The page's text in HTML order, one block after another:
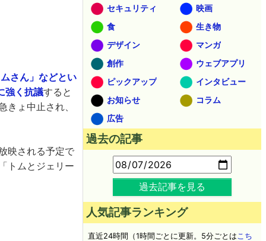
さん」などとい
強く抗議すると
ょ中止され、
映される予定で
トムとジェリー
セキュリティ
映画
食
生き物
デザイン
マンガ
創作
ウェブアプリ
ピックアップ
インタビュー
お知らせ
コラム
広告
過去の記事
過去記事を見る
人気記事ランキング
直近24時間（1時間ごとに更新。5分ごとはこち